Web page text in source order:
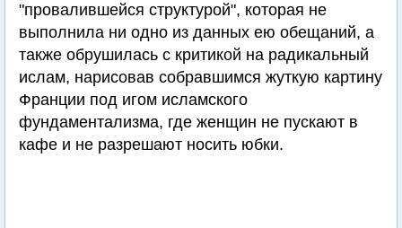
"провалившейся структурой", которая не
выполнила ни одно из данных ею обещаний, а
также обрушилась с критикой на радикальный
ислам, нарисовав собравшимся жуткую картину
Франции под игом исламского
фундаментализма, где женщин не пускают в
кафе и не разрешают носить юбки.